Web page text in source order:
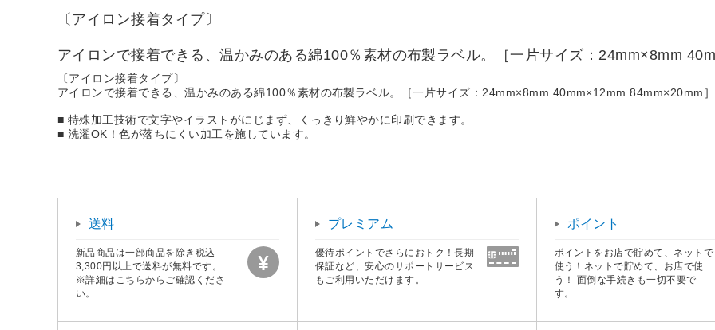
〔アイロン接着タイプ〕
アイロンで接着できる、温かみのある綿100％素材の布製ラベル。［一片サイズ：24mm×8mm
〔アイロン接着タイプ〕
アイロンで接着できる、温かみのある綿100％素材の布製ラベル。［一片サイズ：24mm×8mm 40mm×12mm 84mm×20mm］
■ 特殊加工技術で文字やイラストがにじまず、くっきり鮮やかに印刷できます。
■ 洗濯OK！色が落ちにくい加工を施しています。
送料
新品商品は一部商品を除き税込
3,300円以上で送料が無料です。
※詳細はこちらからご確認くださ
い。
プレミアム
優待ポイントでさらにおトク！長期
保証など、安心のサポートサービス
もご利用いただけます。
ポイント
ポイントをお店で貯めて、ネットで
使う！ネットで貯めて、お店で使
う！ 面倒な手続きも一切不要で
す。